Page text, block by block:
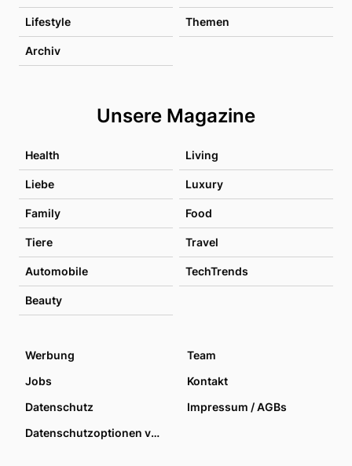
Lifestyle Themen
Archiv
Unsere Magazine
Health Living
Liebe Luxury
Family Food
Tiere Travel
Automobile TechTrends
Beauty
Werbung
Team
Jobs
Kontakt
Datenschutz
Impressum / AGBs
Datenschutzoptionen verwalten